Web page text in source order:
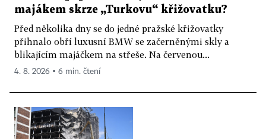
majákem skrze „Turkovu“ křižovatku?
Před několika dny se do jedné pražské křižovatky
přihnalo obří luxusní BMW se začerněnými skly a
blikajícím majáčkem na střeše. Na červenou...
4. 8. 2026 ▪ 6 min. čtení